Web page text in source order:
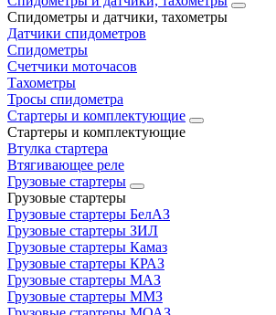
Спидометры и датчики, тахометры
Датчики спидометров
Спидометры
Счетчики моточасов
Тахометры
Тросы спидометра
Стартеры и комплектующие
Стартеры и комплектующие
Втулка стартера
Втягивающее реле
Грузовые стартеры
Грузовые стартеры
Грузовые стартеры БелАЗ
Грузовые стартеры ЗИЛ
Грузовые стартеры Камаз
Грузовые стартеры КРАЗ
Грузовые стартеры МАЗ
Грузовые стартеры ММЗ